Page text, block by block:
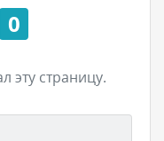
0
эту страницу.